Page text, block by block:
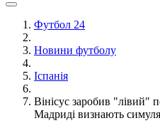
Футбол 24
Новини футболу
Іспанія
Вінісус заробив "лівий"
Мадриді визнають